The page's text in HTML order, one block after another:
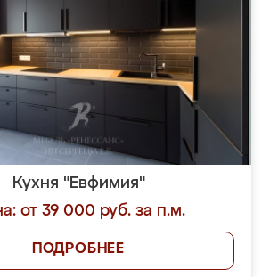
Кухня "Евфимия"
от 39 000 руб. за п.м.
ПОДРОБНЕЕ